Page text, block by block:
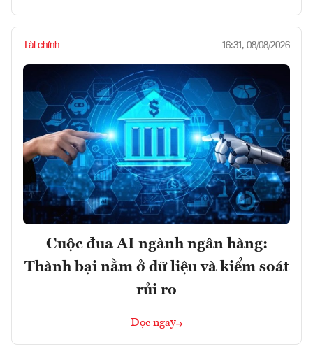
Tài chính 16:31, 08/08/2026
Cuộc đua AI ngành ngân hàng:
Thành bại nằm ở dữ liệu và kiểm soát
rủi ro
Đọc ngay